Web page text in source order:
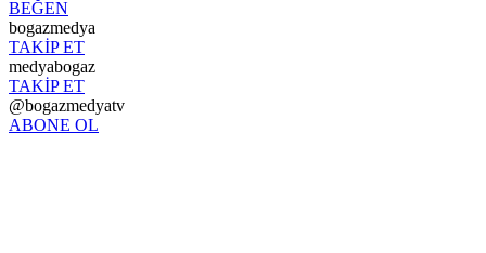
BEĞEN
bogazmedya
TAKİP ET
medyabogaz
TAKİP ET
@bogazmedyatv
ABONE OL